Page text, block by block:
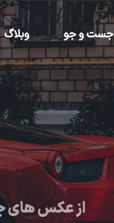
جست و جو وبلاگ
از عکس های